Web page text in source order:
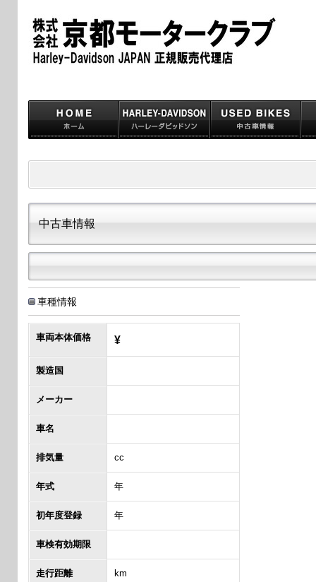
中古車情報
車種情報
車両本体価格 ¥
製造国
メーカー
車名
排気量 cc
年式 年
初年度登録 年
車検有効期限
走行距離 km